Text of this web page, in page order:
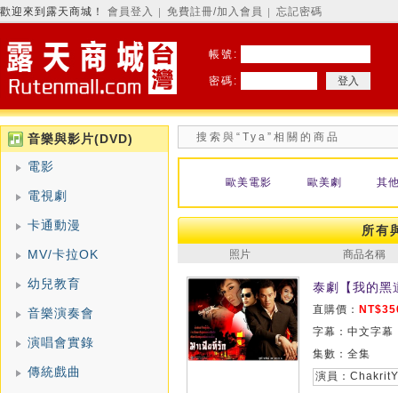
歡迎來到露天商城！ 會員登入 免費註冊/加入會員 忘記密碼
帳號:
密碼:
音樂與影片(DVD)
電影
電視劇
卡通動漫
MV/卡拉OK
幼兒教育
音樂演奏會
演唱會實錄
傳統戲曲
搜索與“Tya”相關的商品
歐美電影 歐美劇 其
所有
照片 商品名稱
泰劇【我的
直購價：
字幕：中文字幕
集數：全集